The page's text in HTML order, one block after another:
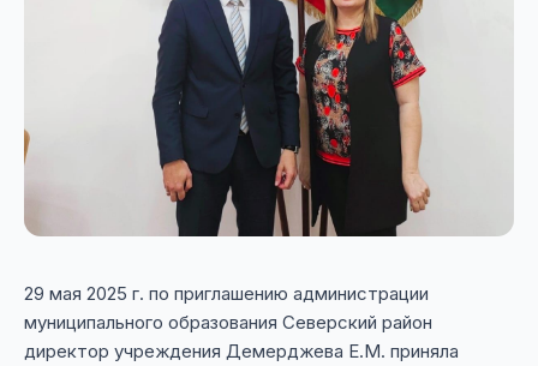
29 мая 2025 г. по приглашению администрации
муниципального образования Северский район
директор учреждения Демерджева Е.М. приняла